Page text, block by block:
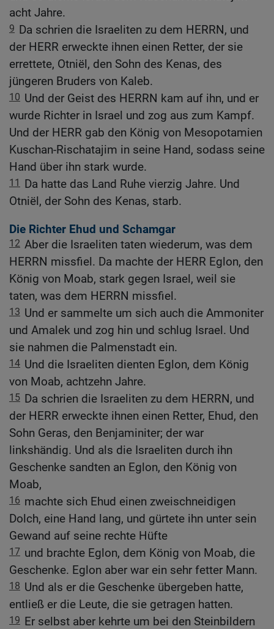
acht Jahre.
9 Da schrien die Israeliten zu dem HERRN, und
der HERR erweckte ihnen einen Retter, der sie
errettete, Otniël, den Sohn des Kenas, des
jüngeren Bruders von Kaleb.
10 Und der Geist des HERRN kam auf ihn, und er
wurde Richter in Israel und zog aus zum Kampf.
Und der HERR gab den König von Mesopotamien
Kuschan-Rischatajim in seine Hand, sodass seine
Hand über ihn stark wurde.
11
Da hatte das Land Ruhe vierzig Jahre. Und
Otniël, der Sohn des Kenas, starb.
Die Richter Ehud und Schamgar
12 Aber die Israeliten taten wiederum, was dem
HERRN missfiel. Da machte der HERR Eglon, den
König von Moab, stark gegen Israel, weil sie
taten, was dem HERRN missfiel.
13 Und er sammelte um sich auch die Ammoniter
und Amalek und zog hin und schlug Israel. Und
sie nahmen die Palmenstadt ein.
14 Und die Israeliten dienten Eglon, dem König
von Moab, achtzehn Jahre.
15 Da schrien die Israeliten zu dem HERRN, und
der HERR erweckte ihnen einen Retter, Ehud, den
Sohn Geras, den Benjaminiter; der war
linkshändig. Und als die Israeliten durch ihn
Geschenke sandten an Eglon, den König von
Moab,
16 machte sich Ehud einen zweischneidigen
Dolch, eine Hand lang, und gürtete ihn unter sein
Gewand auf seine rechte Hüfte
17 und brachte Eglon, dem König von Moab, die
Geschenke. Eglon aber war ein sehr fetter Mann.
18 Und als er die Geschenke übergeben hatte,
entließ er die Leute, die sie getragen hatten.
19 Er selbst aber kehrte um bei den Steinbildern